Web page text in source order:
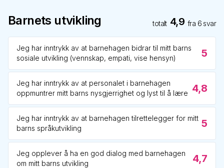
Barnets utvikling totalt 4,9 fra 6 svar
Jeg har inntrykk av at barnehagen bidrar til mitt barns
sosiale utvikling (vennskap, empati, vise hensyn)
5
Jeg har inntrykk av at personalet i barnehagen
oppmuntrer mitt barns nysgjerrighet og lyst til å lære 4,8
Jeg har inntrykk av at barnehagen tilrettelegger for mitt
barns språkutvikling
5
Jeg opplever å ha en god dialog med barnehagen
om mitt barns utvikling
4,7